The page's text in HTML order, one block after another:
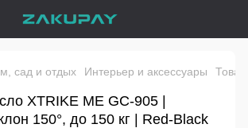
сад и отдых Интерьер и аксессуары
XTRIKE ME GC-905 |
150°, до 150 кг | Red-Black